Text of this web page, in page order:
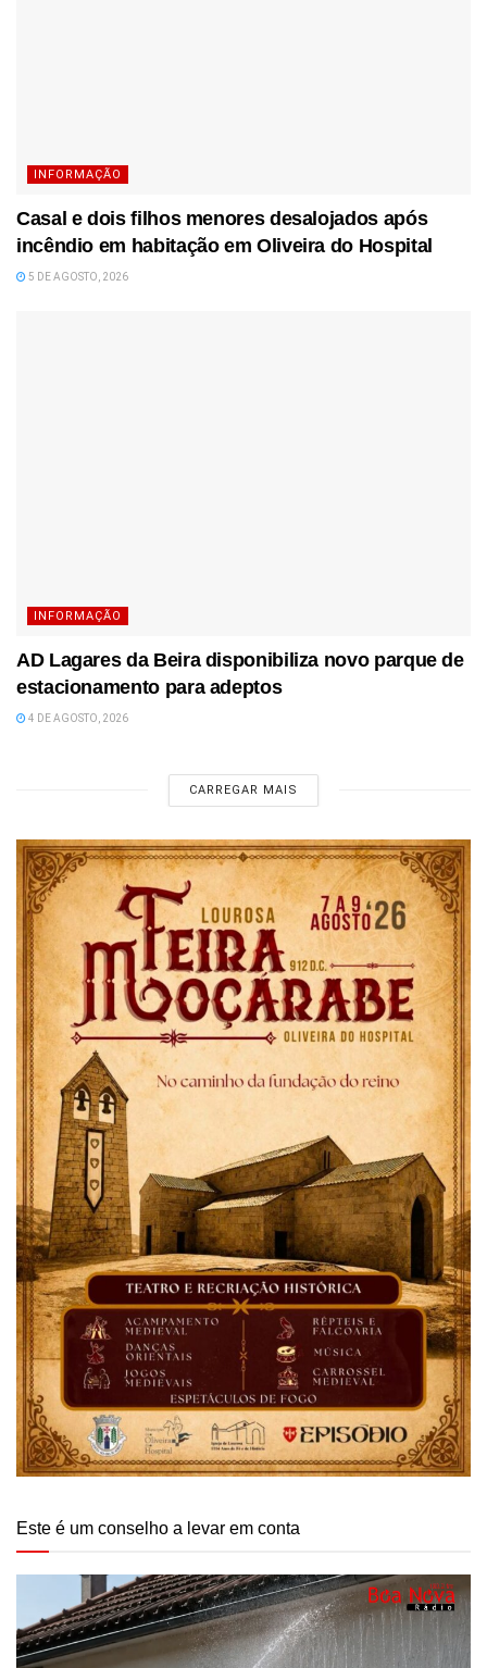
INFORMAÇÃO
Casal e dois filhos menores desalojados após
incêndio em habitação em Oliveira do Hospital
5 DE AGOSTO, 2026
INFORMAÇÃO
AD Lagares da Beira disponibiliza novo parque de
estacionamento para adeptos
4 DE AGOSTO, 2026
CARREGAR MAIS
Este é um conselho a levar em conta